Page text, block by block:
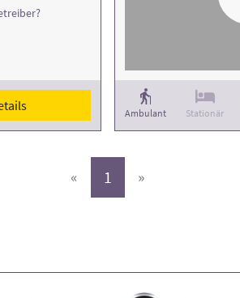
Ambulant Stationär
« 1 (aktiv)
»